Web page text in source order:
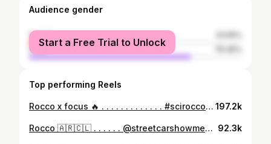
Audience gender
female
male
Start a Free Trial to Unlock
Top performing Reels
Rocco x focus 🔥 . . . . . . . . . . . . . #scirocco#stance#air#stancenation#stanced#vw#volks#volkswagen#volkslovers#patagonia#argentina#chile#santiago#tebao#brasil#raspandoparagolpe#raspando#air#airsuspencion#fierrosalpiso#lacosta#raspandochasis_oficial#raspandocarterr💎#autosalsopi#rocco#vagcars 197.2k
Rocco 🇦🇷🇨🇱 . . . . . . @streetcarshowmendoza . @charly033_fierrofest . @felipe_cepedav 🎥 #scirocco#stance#air#stancenation#stanced#vw#volks#volkswagen#volkslovers#patagonia#argentina#chile#santiago#tebao#brasil#raspandoparagolpe#raspando#air#airsuspencion#fierrosalpiso#lacosta#raspandochasis_oficial#raspandocarterr💎#autosalsopi#rocco#vagcars#patagoniaalpiso 92.3k